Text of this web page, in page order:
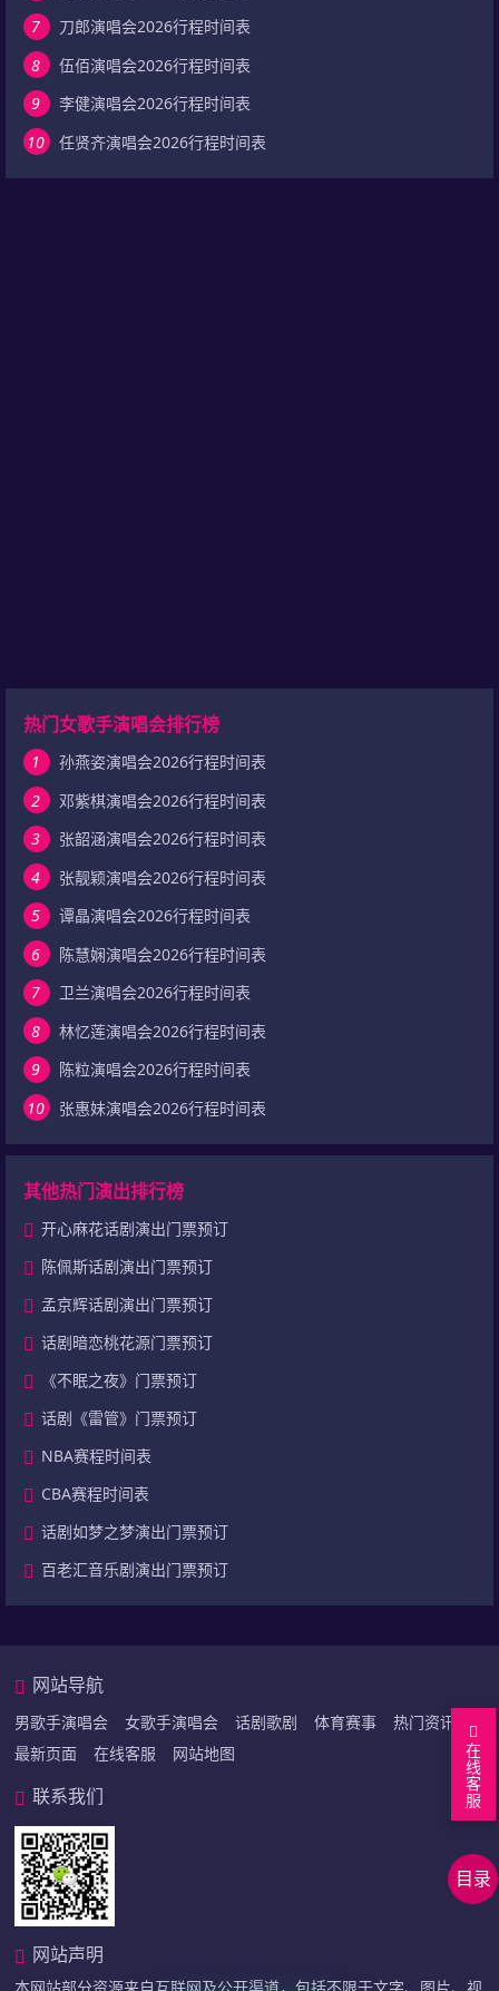
目录
到
顶
看
答
上
7
刀郎演唱会2026行程时间表
8
伍佰演唱会2026行程时间表
9
李健演唱会2026行程时间表
10
任贤齐演唱会2026行程时间表
热门女歌手演唱会排行榜
1
孙燕姿演唱会2026行程时间表
2
邓紫棋演唱会2026行程时间表
3
张韶涵演唱会2026行程时间表
4
张靓颖演唱会2026行程时间表
5
谭晶演唱会2026行程时间表
6
陈慧娴演唱会2026行程时间表
7
卫兰演唱会2026行程时间表
8
林忆莲演唱会2026行程时间表
9
陈粒演唱会2026行程时间表
10
张惠妹演唱会2026行程时间表
其他热门演出排行榜
开心麻花话剧演出门票预订
陈佩斯话剧演出门票预订
孟京辉话剧演出门票预订
话剧暗恋桃花源门票预订
《不眠之夜》门票预订
话剧《雷管》门票预订
NBA赛程时间表
CBA赛程时间表
话剧如梦之梦演出门票预订
百老汇音乐剧演出门票预订
网站导航
男歌手演唱会 女歌手演唱会 话剧歌剧 体育赛事
热门资讯
最新页面
在线客服 网站地图 在
线
客
服
联系我们
网站声明